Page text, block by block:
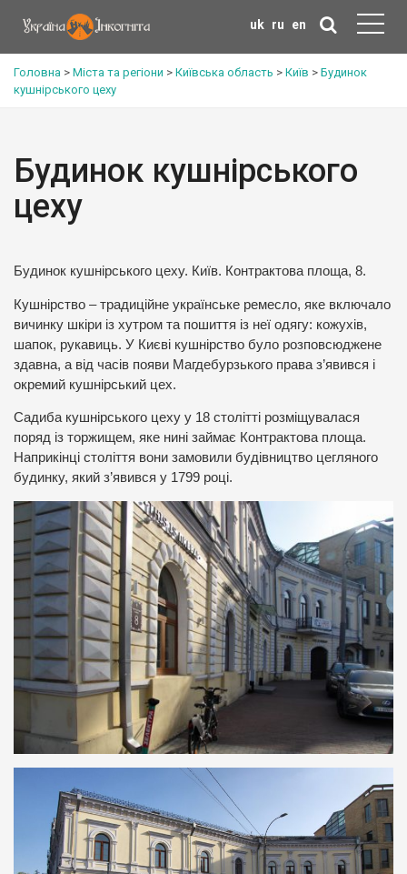
uk ru en
Головна > Міста та регіони > Київська область > Київ > Будинок
кушнірського цеху
Будинок кушнірського
цеху
Будинок кушнірського цеху. Київ. Контрактова площа, 8.
Кушнірство – традиційне українське ремесло, яке включало
вичинку шкіри із хутром та пошиття із неї одягу: кожухів,
шапок, рукавиць. У Києві кушнірство було розповсюджене
здавна, а від часів появи Магдебурзького права з’явився і
окремий кушнірський цех.
Садиба кушнірського цеху у 18 столітті розміщувалася
поряд із торжищем, яке нині займає Контрактова площа.
Наприкінці століття вони замовили будівництво цегляного
будинку, який з’явився у 1799 році.